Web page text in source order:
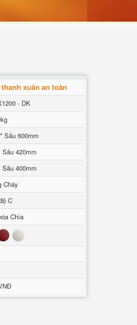
xuân an toàn
- DK
Sâu 600mm
Sâu 420mm
Sâu 400mm
Cháy
C
Chìa
Đỏ Trắng